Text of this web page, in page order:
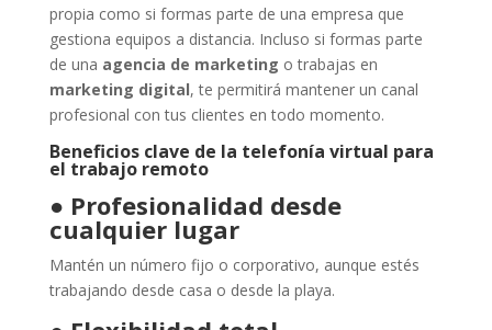
propia como si formas parte de una empresa que
gestiona equipos a distancia. Incluso si formas parte
de una agencia de marketing o trabajas en
marketing digital, te permitirá mantener un canal
profesional con tus clientes en todo momento.
Beneficios clave de la telefonía virtual para
el trabajo remoto
● Profesionalidad desde
cualquier lugar
Mantén un número fijo o corporativo, aunque estés
trabajando desde casa o desde la playa.